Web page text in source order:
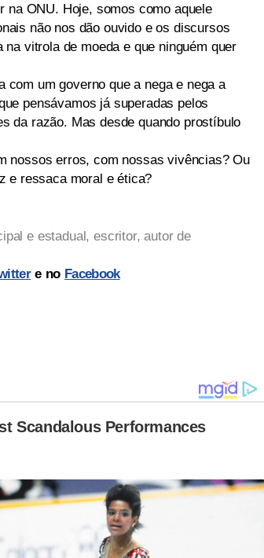
na ONU. Hoje, somos como aquele
não nos dão ouvido e os discursos
vitrola de moeda e que ninguém quer
um governo que a nega e nega a
pensávamos já superadas pelos
da razão. Mas desde quando prostíbulo
nossos erros, com nossas vivências? Ou
e ressaca moral e ética?
e estadual, escritor, autor de
e no Facebook